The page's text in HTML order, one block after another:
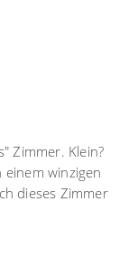
Zimmer. Klein?
winzigen
dieses Zimmer